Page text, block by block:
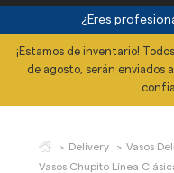
¿Eres
¡Estamos de inventario!
de agosto, serán enviados
Delivery
Vasos
Vasos Chupito Línea